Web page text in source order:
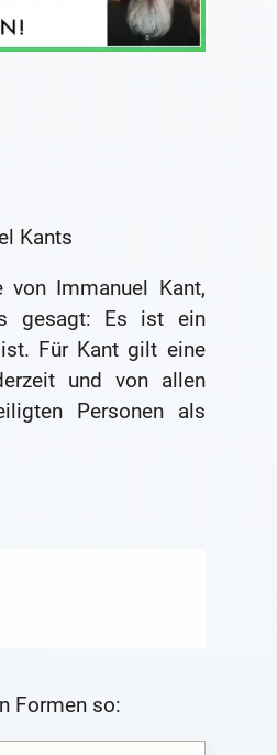
Kants
von Immanuel Kant,
gesagt: Es ist ein
Für Kant gilt eine
und von allen
Personen als
Formen so: